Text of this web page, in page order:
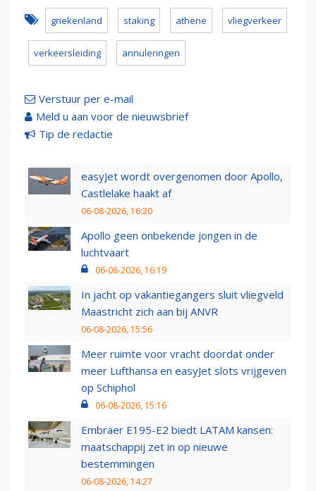
griekenland staking athene vliegverkeer
verkeersleiding annuleringen
Verstuur per e-mail
Meld u aan voor de nieuwsbrief
Tip de redactie
easyJet wordt overgenomen door Apollo,
Castlelake haakt af
06-08-2026, 16:20
Apollo geen onbekende jongen in de
luchtvaart
06-08-2026, 16:19
In jacht op vakantiegangers sluit vliegveld
Maastricht zich aan bij ANVR
06-08-2026, 15:56
Meer ruimte voor vracht doordat onder
meer Lufthansa en easyJet slots vrijgeven
op Schiphol
06-08-2026, 15:16
Embraer E195-E2 biedt LATAM kansen:
maatschappij zet in op nieuwe
bestemmingen
06-08-2026, 14:27